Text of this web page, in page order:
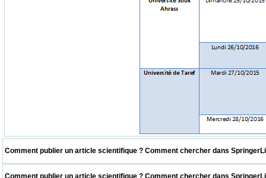
Comment publier un article scientifique ? Comment chercher dans
Comment publier un article scientifique ? Comment chercher dans